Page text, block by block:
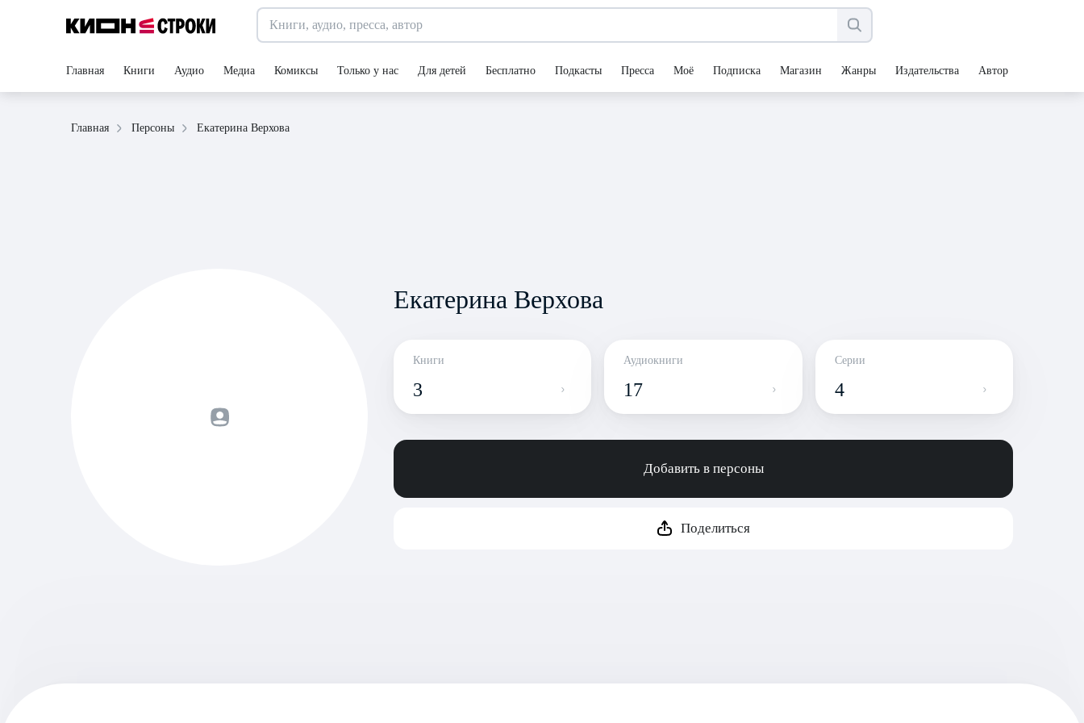
Главная Книги Аудио Медиа Комиксы Только у нас Для детей Бесплатно Подкасты Пресса Моё Подписка Магазин Жанры Издательства Авторы
Главная Персоны Екатерина Верхова
Екатерина Верхова
Книги
3
Аудиокниги
17
Серии
4
Добавить в персоны
Поделиться